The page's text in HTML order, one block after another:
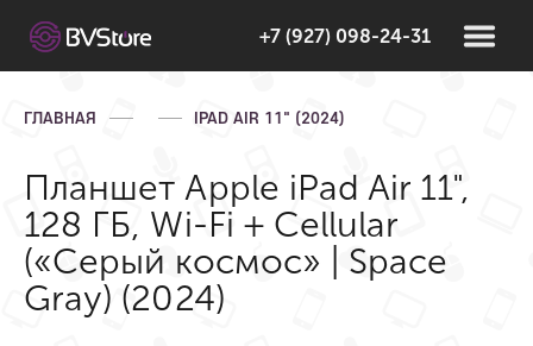
+7 (927) 098-24-31
ГЛАВНАЯ IPAD AIR 11" (2024)
Планшет Apple iPad Air 11",
128 ГБ, Wi-Fi + Cellular
(«Серый космос» | Space
Gray) (2024)